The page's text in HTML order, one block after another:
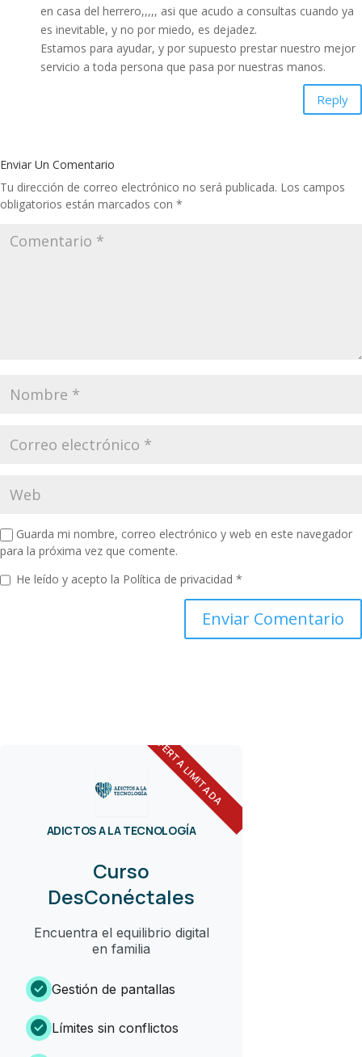
en casa del herrero,,,,, asi que acudo a consultas cuando ya
es inevitable, y no por miedo, es dejadez.
Estamos para ayudar, y por supuesto prestar nuestro mejor
servicio a toda persona que pasa por nuestras manos.
Reply
Enviar Un Comentario
Tu dirección de correo electrónico no será publicada. Los campos
obligatorios están marcados con *
Guarda mi nombre, correo electrónico y web en este navegador
para la próxima vez que comente.
He leído y acepto la Política de privacidad *
OFERTA LIMITADA
ADICTOS A LA TECNOLOGÍA
Curso
DesConéctales
Encuentra el equilibrio digital
en familia
check_circle Gestión de pantallas
check_circle Límites sin conflictos